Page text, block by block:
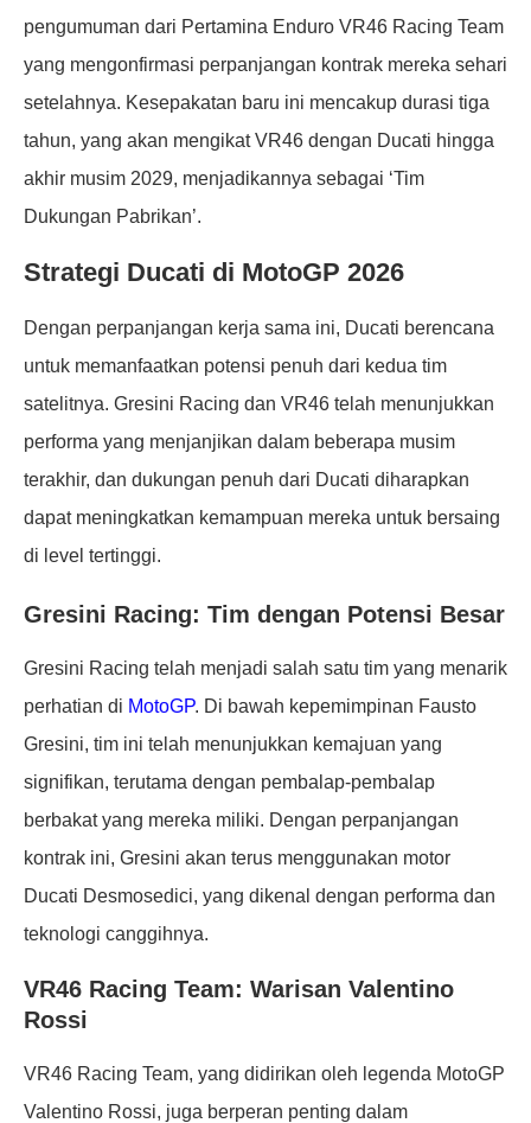
pengumuman dari Pertamina Enduro VR46 Racing Team
yang mengonfirmasi perpanjangan kontrak mereka sehari
setelahnya. Kesepakatan baru ini mencakup durasi tiga
tahun, yang akan mengikat VR46 dengan Ducati hingga
akhir musim 2029, menjadikannya sebagai ‘Tim
Dukungan Pabrikan’.
Strategi Ducati di MotoGP 2026
Dengan perpanjangan kerja sama ini, Ducati berencana
untuk memanfaatkan potensi penuh dari kedua tim
satelitnya. Gresini Racing dan VR46 telah menunjukkan
performa yang menjanjikan dalam beberapa musim
terakhir, dan dukungan penuh dari Ducati diharapkan
dapat meningkatkan kemampuan mereka untuk bersaing
di level tertinggi.
Gresini Racing: Tim dengan Potensi Besar
Gresini Racing telah menjadi salah satu tim yang menarik
perhatian di MotoGP. Di bawah kepemimpinan Fausto
Gresini, tim ini telah menunjukkan kemajuan yang
signifikan, terutama dengan pembalap-pembalap
berbakat yang mereka miliki. Dengan perpanjangan
kontrak ini, Gresini akan terus menggunakan motor
Ducati Desmosedici, yang dikenal dengan performa dan
teknologi canggihnya.
VR46 Racing Team: Warisan Valentino
Rossi
VR46 Racing Team, yang didirikan oleh legenda MotoGP
Valentino Rossi, juga berperan penting dalam